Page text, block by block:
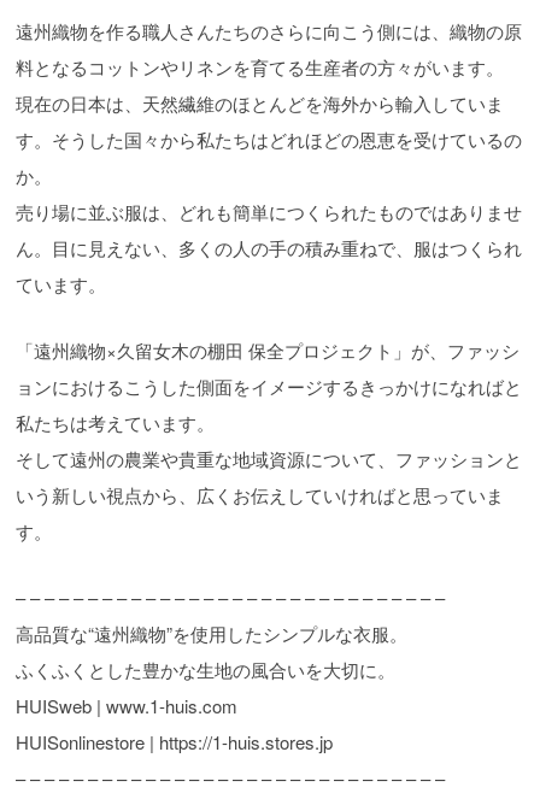
遠州織物を作る職人さんたちのさらに向こう側には、織物の原
料となるコットンやリネンを育てる生産者の方々がいます。
現在の日本は、天然繊維のほとんどを海外から輸入していま
す。そうした国々から私たちはどれほどの恩恵を受けているの
か。
売り場に並ぶ服は、どれも簡単につくられたものではありませ
ん。目に見えない、多くの人の手の積み重ねで、服はつくられ
ています。
「遠州織物×久留女木の棚田 保全プロジェクト」が、ファッシ
ョンにおけるこうした側面をイメージするきっかけになればと
私たちは考えています。
そして遠州の農業や貴重な地域資源について、ファッションと
いう新しい視点から、広くお伝えしていければと思っていま
す。
– – – – – – – – – – – – – – – – – – – – – – – – – – – – – –
高品質な“遠州織物”を使用したシンプルな衣服。
ふくふくとした豊かな生地の風合いを大切に。
HUISweb | www.1-huis.com
HUISonlinestore | https://1-huis.stores.jp
– – – – – – – – – – – – – – – – – – – – – – – – – – – – – –